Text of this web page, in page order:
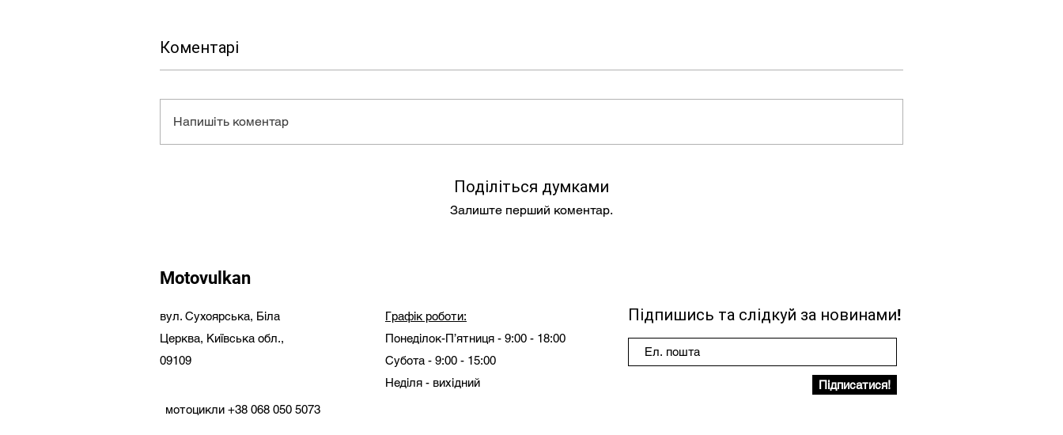
Коментарі
Напишіть коментар
Поділіться думками
Залиште перший коментар.
Motovulkan
вул. Сухоярська, Біла
Церква, Київська обл.,
09109
мотоцикли +38 068 050 5073
Графік роботи:
Понеділок-П’ятниця - 9:00 - 18:00
Субота - 9:00 - 15:00
Неділя - вихідний
Підпишись та слідкуй за новинами!
Підписатися!